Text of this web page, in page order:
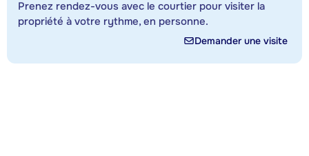
Prenez rendez-vous avec le courtier pour visiter la
propriété à votre rythme, en personne.
Demander une visite